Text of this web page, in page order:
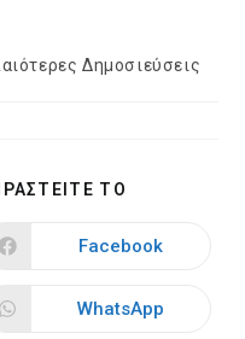
Δημοσιεύσεις
ΤΟ
CONTENT
Opens
new
window
Facebook
Opens
WhatsApp